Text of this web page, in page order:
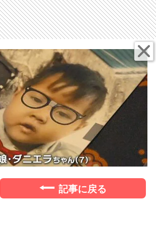
記事に戻る